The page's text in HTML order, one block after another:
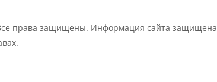
права защищены. Информация сайта защищена